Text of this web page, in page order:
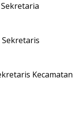
Sekretaris
Kecamatan